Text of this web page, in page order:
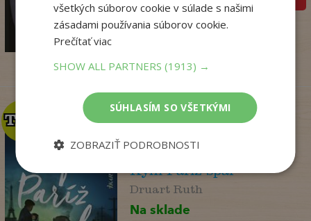
14 ,90
4 ,95€
TOP
TOP
Kým Paríž spal
Druart Ruth
Na sklade
všetkých súborov cookie v súlade s našimi
zásadami používania súborov cookie.
Prečítať viac
SHOW ALL PARTNERS(1913) →
SÚHLASÍM SO VŠETKÝMI
ZOBRAZIŤ PODROBNOSTI